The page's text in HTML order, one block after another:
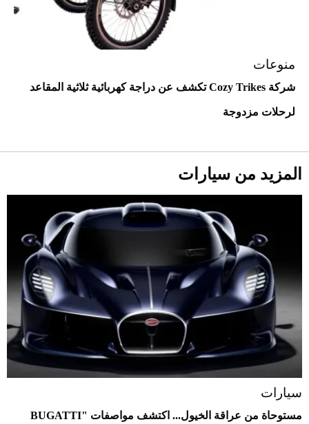
منوعات
شركة Cozy Trikes تكشف عن دراجة كهربائية ثلاثية المقاعد
لرحلات مزدوجة
المزيد من سيارات
سيارات
مستوحاة من عراقة الخيول... اكتشف مواصفات "BUGATTI